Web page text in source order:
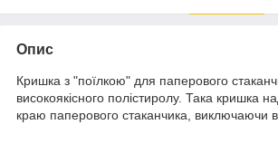
Опис
Кришка з "поїлкою" для паперового
високоякісного полістиролу. Така кришка
краю паперового стаканчика, виключаючи